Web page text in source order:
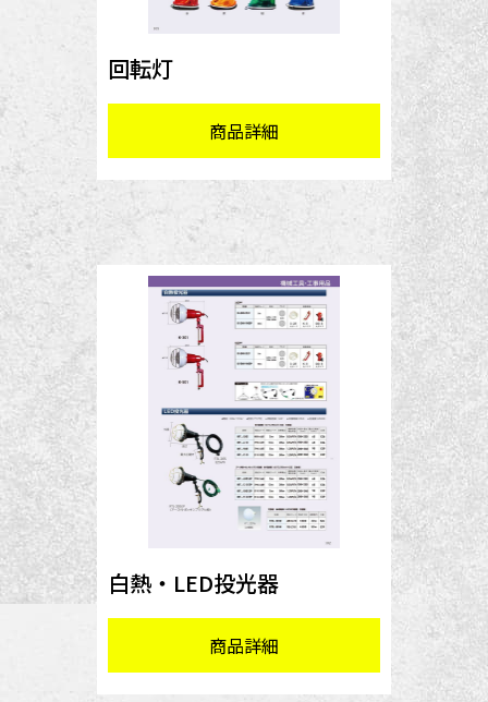
回転灯
商品詳細
白熱・LED投光器
商品詳細